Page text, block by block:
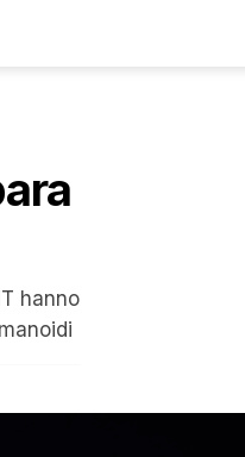
hanno